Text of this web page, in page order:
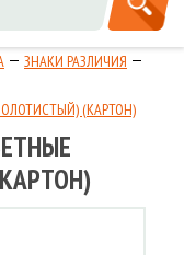
ЗНАКИ РАЗЛИЧИЯ
(КАРТОН)